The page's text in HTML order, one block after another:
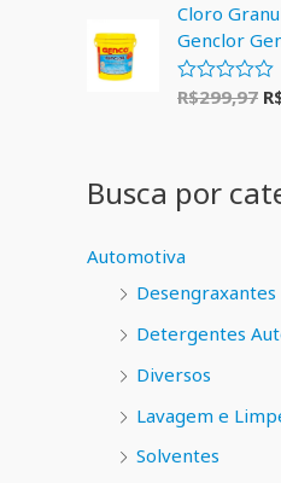
l
a
ç
o
Cloro
Genclor
A
a
ç
0
e
R$299,97
Busca por
Automotiva
Desengraxantes
Detergentes
Diversos
Lavagem e
Solventes